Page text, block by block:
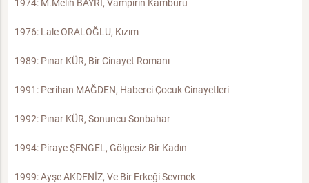
1974: M.Melih BAYRI, Vampirin Kamburu
1976: Lale ORALOĞLU, Kızım
1989: Pınar KÜR, Bir Cinayet Romanı
1991: Perihan MAĞDEN, Haberci Çocuk Cinayetleri
1992: Pınar KÜR, Sonuncu Sonbahar
1994: Piraye ŞENGEL, Gölgesiz Bir Kadın
1999: Ayşe AKDENİZ, Ve Bir Erkeği Sevmek